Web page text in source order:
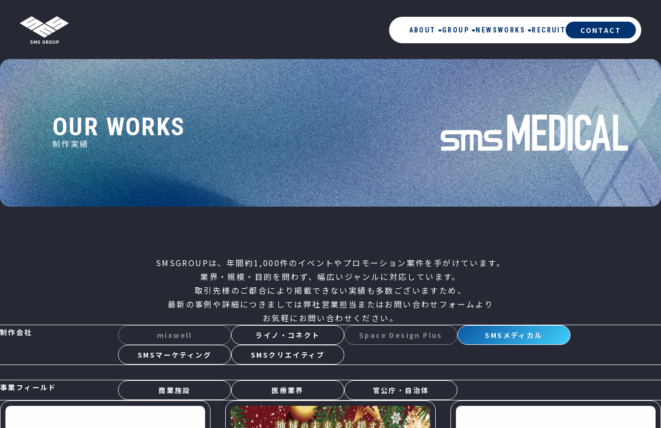
コンテンツへスキップ
メインナビゲーション ABOUT GROUP NEWSWORKS RECRUIT CONTACT
OUR WORKS
制作実績
SMSGROUPは、年間約1,000件のイベントや プロモーション案件を手がけています。
業界・規模・目的を問わず、幅広いジャンルに対応しています。
取引先様のご都合により掲載できない実績も多数ございますため、
最新の事例や詳細につきましては弊社営業担当またはお問い合わせフォームより
お気軽にお問い合わせください。
制作会社 mixwell ライノ・コネクト Space Design Plus
SMSメディカル
SMSマーケティング
SMSクリエイティブ
事業フィールド 商業施設 医療業界 官公庁・自治体